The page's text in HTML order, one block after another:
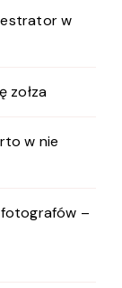
w
zołza
w nie
–